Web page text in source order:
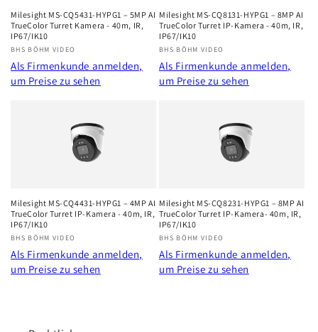
i
e
:
Milesight MS-CQ5431-HYPG1 – 5MP AI
TrueColor Turret Kamera - 40m, IR,
IP67/IK10
Anbieter:
BHS BÖHM VIDEO
Als Firmenkunde anmelden,
um Preise zu sehen
Milesight MS-CQ8131-HYPG1 – 8MP AI
TrueColor Turret IP-Kamera - 40m, IR,
IP67/IK10
Anbieter:
BHS BÖHM VIDEO
Als Firmenkunde anmelden,
um Preise zu sehen
Milesight MS-CQ4431-HYPG1 – 4MP AI
TrueColor Turret IP-Kamera - 40m, IR,
IP67/IK10
Anbieter:
BHS BÖHM VIDEO
Als Firmenkunde anmelden,
um Preise zu sehen
Milesight MS-CQ8231-HYPG1 – 8MP AI
TrueColor Turret IP-Kamera- 40m, IR,
IP67/IK10
Anbieter:
BHS BÖHM VIDEO
Als Firmenkunde anmelden,
um Preise zu sehen